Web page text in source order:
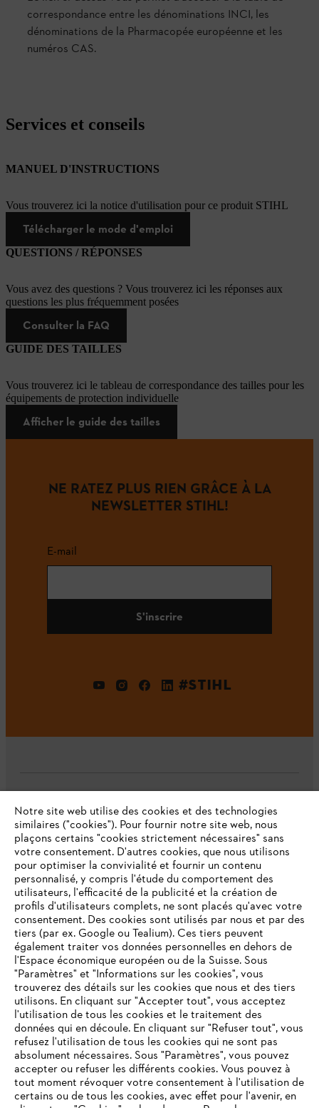
correspondance entre les dénominations INCI, les
dénominations de la Pharmacopée européenne et les
numéros CAS.
Services et conseils
MANUEL D'INSTRUCTIONS
Vous trouverez ici la notice d'utilisation pour ce produit STIHL
Télécharger le mode d'emploi
QUESTIONS / RÉPONSES
Vous avez des questions ? Vous trouverez ici les réponses aux
questions les plus fréquemment posées
Consulter la FAQ
GUIDE DES TAILLES
Vous trouverez ici le tableau de correspondance des tailles pour les
équipements de protection individuelle
Afficher le guide des tailles
NE RATEZ PLUS RIEN GRÂCE À LA
NEWSLETTER STIHL!
E-mail
S'inscrire
#STIHL
L'Entreprise
Questions fréquentes
Service
Politique de protection des données
Mentions légales Cookies
Informations juridiques
VOTRE NAVIGATEUR INTERNET
N'EST PLUS PRIS EN CHARGE
Vous utilisez un navigateur Internet que nous ne prenons plus
en charge, et certaines fonctionnalités de notre site ne
peuvent fonctionner correctement. Pour une utilisation
optimale de notre site, nous vous recommandons de passer à
Notre site web utilise des cookies et des technologies
similaires ("cookies"). Pour fournir notre site web, nous
plaçons certains "cookies strictement nécessaires" sans
votre consentement. D'autres cookies, que nous utilisons
pour optimiser la convivialité et fournir un contenu
personnalisé, y compris l'étude du comportement des
utilisateurs, l'efficacité de la publicité et la création de
profils d'utilisateurs complets, ne sont placés qu'avec votre
consentement. Des cookies sont utilisés par nous et par des
tiers (par ex. Google ou Tealium). Ces tiers peuvent
également traiter vos données personnelles en dehors de
l'Espace économique européen ou de la Suisse. Sous
"Paramètres" et "Informations sur les cookies", vous
trouverez des détails sur les cookies que nous et des tiers
utilisons. En cliquant sur "Accepter tout", vous acceptez
l'utilisation de tous les cookies et le traitement des
données qui en découle. En cliquant sur "Refuser tout", vous
refusez l'utilisation de tous les cookies qui ne sont pas
absolument nécessaires. Sous "Paramètres", vous pouvez
accepter ou refuser les différents cookies. Vous pouvez à
tout moment révoquer votre consentement à l'utilisation de
certains ou de tous les cookies, avec effet pour l'avenir, en